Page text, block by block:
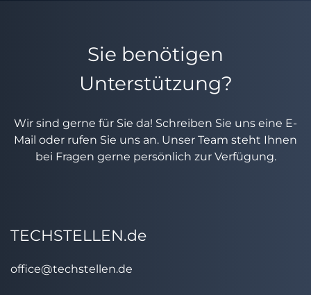
Sie benötigen
Unterstützung?
Wir sind gerne für Sie da! Schreiben Sie uns eine E-
Mail oder rufen Sie uns an. Unser Team steht Ihnen
bei Fragen gerne persönlich zur Verfügung.
TECHSTELLEN.de
office@techstellen.de